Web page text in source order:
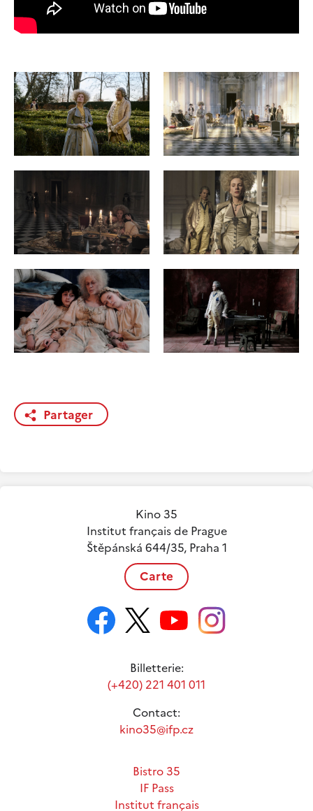
Partager
Kino 35
Institut français de Prague
Štěpánská 644/35, Praha 1
Carte
Billetterie:
(+420) 221 401 011
Contact:
kino35@ifp.cz
Bistro 35
IF Pass
Institut français